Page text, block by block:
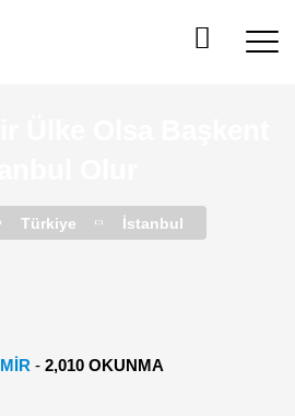
Türkiye İstanbul
- 2,010 OKUNMA